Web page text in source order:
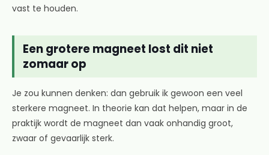
vast te houden.
Een grotere magneet lost dit niet
zomaar op
Je zou kunnen denken: dan gebruik ik gewoon een veel
sterkere magneet. In theorie kan dat helpen, maar in de
praktijk wordt de magneet dan vaak onhandig groot,
zwaar of gevaarlijk sterk.